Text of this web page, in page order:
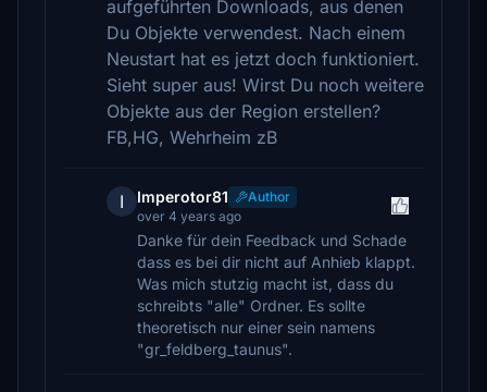
aufgeführten Downloads, aus denen
Du Objekte verwendest. Nach einem
Neustart hat es jetzt doch funktioniert.
Sieht super aus! Wirst Du noch weitere
Objekte aus der Region erstellen?
FB,HG, Wehrheim zB
I Imperotor81
Author
over 4 years ago
Danke für dein Feedback und Schade
dass es bei dir nicht auf Anhieb klappt.
Was mich stutzig macht ist, dass du
schreibts "alle" Ordner. Es sollte
theoretisch nur einer sein namens
"gr_feldberg_taunus".